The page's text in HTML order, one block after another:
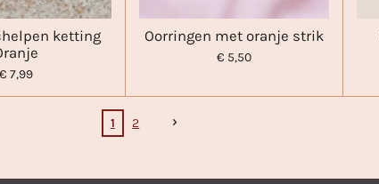
ketting
€ 7,99
Oorringen met oranje strik
€ 5,50
1 2